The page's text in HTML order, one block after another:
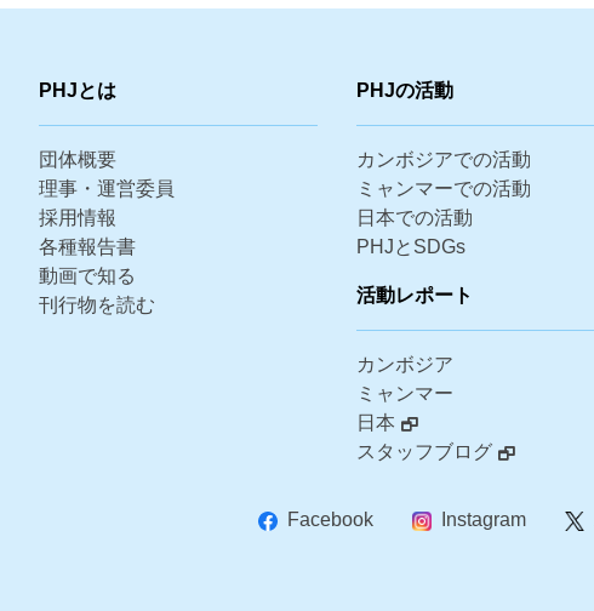
PHJとは
団体概要
理事・運営委員
採用情報
各種報告書
動画で知る
刊行物を読む
PHJの活動
カンボジアでの活動
ミャンマーでの活動
日本での活動
PHJとSDGs
活動レポート
カンボジア
ミャンマー
日本
スタッフブログ
Facebook Instagram